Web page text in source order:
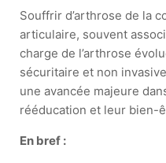
Souffrir d’arthrose de la
articulaire, souvent
charge de l’arthrose
sécuritaire et non
une avancée majeure
rééducation et leur bien-
En bref :